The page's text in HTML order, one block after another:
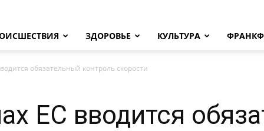
ЗДОРОВЬЕ КУЛЬТУРА
обязательный контроль скорости
ЕС вводится